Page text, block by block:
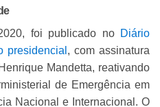
foi publicado no Diário
presidencial , com assinatura
Mandetta, reativando
de Emergência em
Nacional e Internacional. O